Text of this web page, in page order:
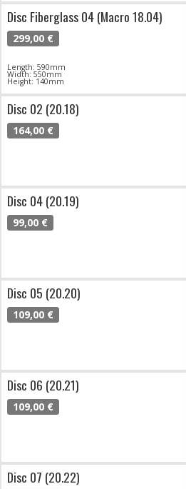
Disc Fiberglass 04 (Macro 18.04)
299,00 €
Length: 590mm
Width: 550mm
Height: 140mm
Disc 02 (20.18)
164,00 €
Disc 04 (20.19)
99,00 €
Disc 05 (20.20)
109,00 €
Disc 06 (20.21)
109,00 €
Disc 07 (20.22)